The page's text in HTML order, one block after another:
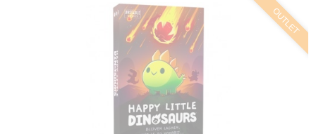
OUTLET